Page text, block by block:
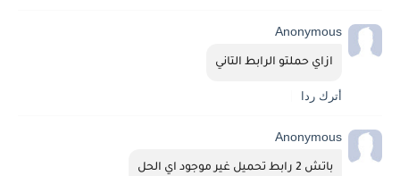
Anonymous
ازاي حملتو الرابط التاني
أترك ردا
Anonymous
باتش 2 رابط تحميل غير موجود اي الحل